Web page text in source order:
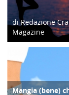
di Redazione
Magazine
02/01/18
ATTIVITÀ
Mangia (bene)